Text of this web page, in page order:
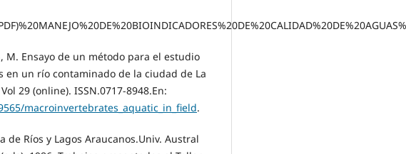
M. Ensayo de un método para el estudio
un río contaminado de la ciudad de La
29 (online). ISSN.0717-8948.En:
macroinvertebrates_aquatic_in_field.
de Ríos y Lagos Araucanos.Univ. Austral